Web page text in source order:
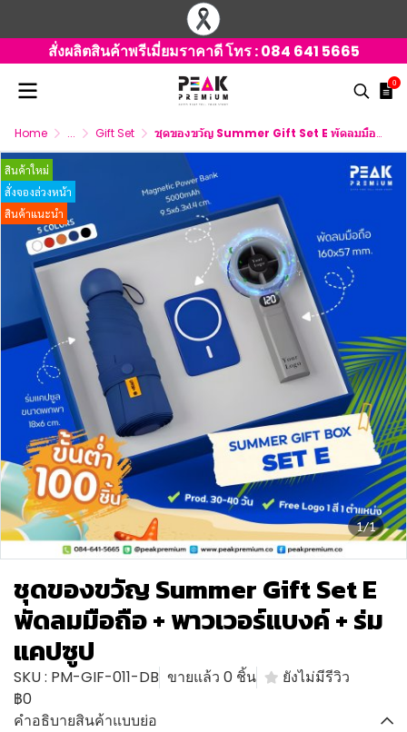
สั่งผลิตสินค้าพรีเมี่ยมราคาดี โทร :084 641 5665
0
Home ... Gift Set ชุดของขวัญ Summer Gift Set E พัดลมมือถือ + พาวเวอร์แบงค์ + ร่มแคปซูป
1/1
สินค้าใหม่
สั่งจองล่วงหน้า
สินค้าแนะนำ
ชุดของขวัญ Summer Gift Set E
พัดลมมือถือ + พาวเวอร์แบงค์ + ร่ม
แคปซูป
SKU : PM-GIF-011-DB ขายแล้ว 0 ชิ้น
ยังไม่มีรีวิว
฿0
คำอธิบายสินค้าแบบย่อ